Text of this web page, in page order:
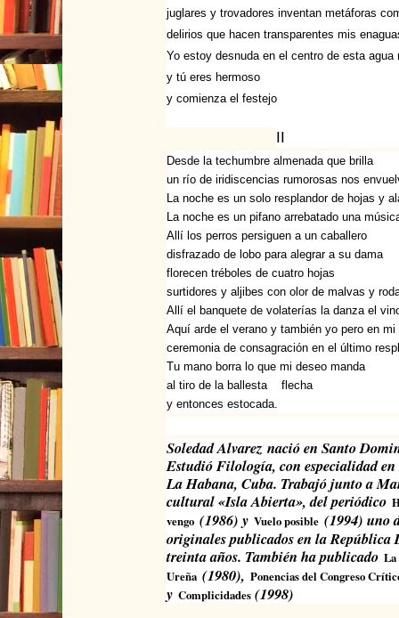
juglares y trovadores inventan metáforas
delirios que hacen transparentes mis
Yo estoy desnuda en el centro de esta agua
y tú eres hermoso
y comienza el festejo
II
Desde la techumbre almenada que brilla
un río de iridiscencias rumorosas nos
La noche es un solo resplandor de hojas y
La noche es un pifano arrebatado una
Allí los perros persiguen a un caballero
disfrazado de lobo para alegrar a su dama
florecen tréboles de cuatro hojas
surtidores y aljibes con olor de malvas y
Allí el banquete de volaterías la danza el
Aquí arde el verano y también yo pero en mi
ceremonia de consagración en el último
Tu mano borra lo que mi deseo manda
al tiro de la ballesta flecha
y entonces estocada.
Soledad Alvarez nació en Santo
Estudió Filología, con especialidad
La Habana, Cuba. Trabajó junto a
cultural «Isla Abierta», del periódico
vengo(1986) y Vuelo posible(1994) uno
originales publicados en la
treinta años. También ha publicado La
Ureña(1980), Ponencias del Congreso
y Complicidades (1998)